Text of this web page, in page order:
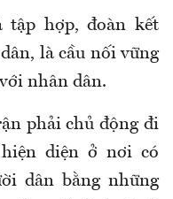
tập hợp, đoàn kết
là cầu nối vững
nhân dân.
phải chủ động đi
diện ở nơi có
dân bằng những